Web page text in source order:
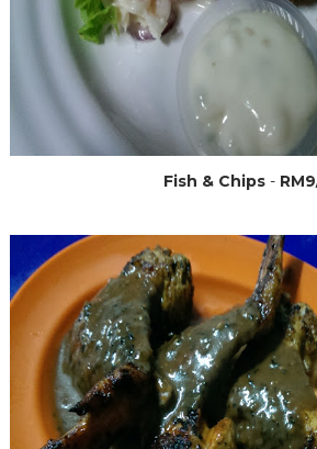
Fish & Chips-